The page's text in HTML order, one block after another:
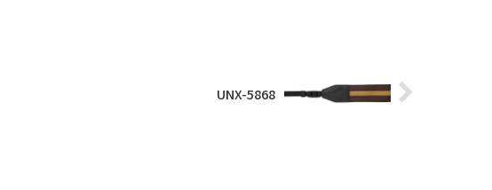
UNX-5868